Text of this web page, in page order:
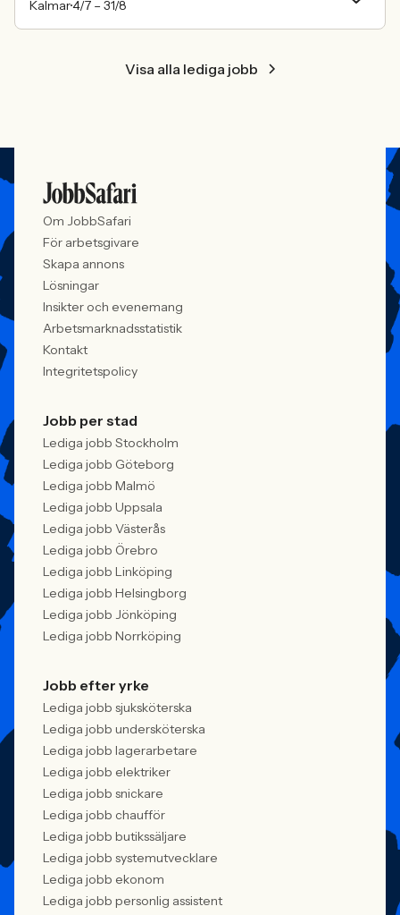
Kalmar4/7 – 31/8
Visa alla lediga jobb
Om JobbSafari
För arbetsgivare
Skapa annons
Lösningar
Insikter och evenemang
Arbetsmarknadsstatistik
Kontakt
Integritetspolicy
Jobb per stad
Lediga jobb Stockholm
Lediga jobb Göteborg
Lediga jobb Malmö
Lediga jobb Uppsala
Lediga jobb Västerås
Lediga jobb Örebro
Lediga jobb Linköping
Lediga jobb Helsingborg
Lediga jobb Jönköping
Lediga jobb Norrköping
Jobb efter yrke
Lediga jobb sjuksköterska
Lediga jobb undersköterska
Lediga jobb lagerarbetare
Lediga jobb elektriker
Lediga jobb snickare
Lediga jobb chaufför
Lediga jobb butikssäljare
Lediga jobb systemutvecklare
Lediga jobb ekonom
Lediga jobb personlig assistent